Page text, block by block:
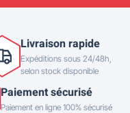
Livraison rapide
Expéditions sous 24/48h,
selon stock disponible
Paiement sécurisé
Paiement en ligne 100% sécurisé